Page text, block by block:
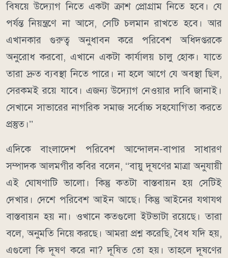
বিষয়ে উদ্যোগ নিতে একটা ক্রাশ প্রোগ্রাম নিতে হবে। যে
পর্যন্ত নিয়ন্ত্রণে না আসে, সেটি চলমান রাখতে হবে। আর
এখানকার গুরুত্ব অনুধাবন করে পরিবেশ অধিদপ্তরকে
অনুরোধ করবো, এখানে একটা কার্যালয় চালু হোক। যাতে
তারা দ্রুত ব্যবস্থা নিতে পারে। না হলে আগে যে অবস্থা ছিল,
সেরকমই রয়ে যাবে। এজন্য উদ্যোগ নেওয়ার দাবি জানাই।
সেখানে সাভারের নাগরিক সমাজ সর্বোচ্চ সহযোগিতা করতে
প্রস্তুত।’’
এদিকে বাংলাদেশ পরিবেশ আন্দোলন-বাপার সাধারণ
সম্পাদক আলমগীর কবির বলেন, ‘‘বায়ু দূষণের মাত্রা অনুযায়ী
এই ঘোষণাটি ভালো। কিন্তু কতটা বাস্তবায়ন হয় সেটিই
দেখার। দেশে পরিবেশ আইন আছে। কিন্তু আইনের যথাযথ
বাস্তবায়ন হয় না। ওখানে কতগুলো ইটভাটা রয়েছে। তারা
বলে, অনুমতি নিয়ে করছে। আমরা প্রশ্ন করেছি, বৈধ যদি হয়,
এগুলো কি দূষণ করে না? দূষিত তো হয়। তাহলে দূষণের